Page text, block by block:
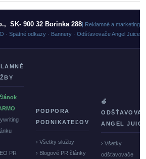
SK- 900 32 Borinka 288| Reklamné a
· Spätné odkazy · Bannery · Odšťavovače Angel Juicer
PR
PODPORA
PODNIKATEĽOV
› Všetky služby
› Blogové PR články
🍏
ANGEL
› Všetky
odšťavovače